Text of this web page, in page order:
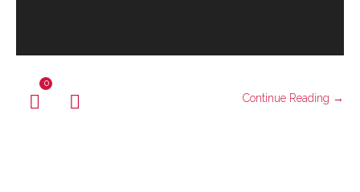
0
Continue Reading →